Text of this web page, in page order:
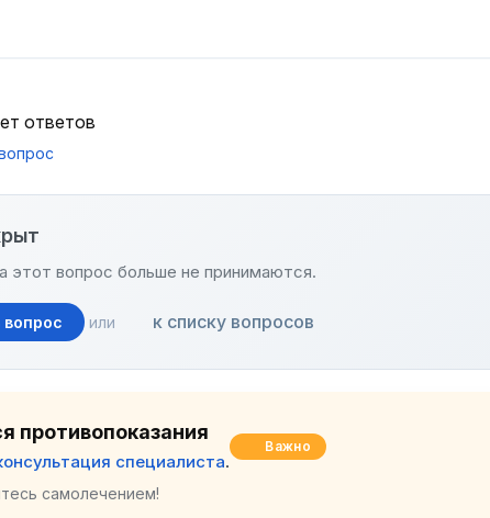
ответов
этот вопрос больше не принимаются.
или к списку вопросов
противопоказания
специалиста.
Важно
самолечением!